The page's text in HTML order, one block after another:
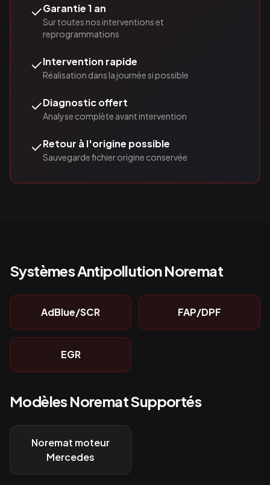
✓Garantie 1 an
Sur toutes nos interventions et
reprogrammations
✓Intervention rapide
Réalisation dans la journée si possible
✓Diagnostic offert
Analyse complète avant intervention
✓Retour à l'origine possible
Sauvegarde fichier origine conservée
Systèmes AntipollutionNoremat
AdBlue/SCR FAP/DPF
EGR
ModèlesNorematSupportés
Noremat moteur
Mercedes